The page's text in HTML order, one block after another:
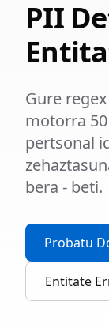
PII
Gure
motorra
pertsonal
bera - beti.
Probatu
Entitate